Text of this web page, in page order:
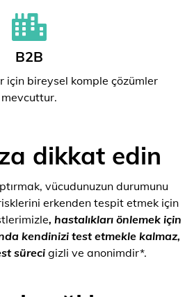
B2B
için bireysel komple çözümler
mevcuttur.
dikkat edin
vücudunuzun durumunu
erkenden tespit etmek için
, hastalıkları önlemek için
kendinizi test etmekle kalmaz,
süreci gizli ve anonimdir*.